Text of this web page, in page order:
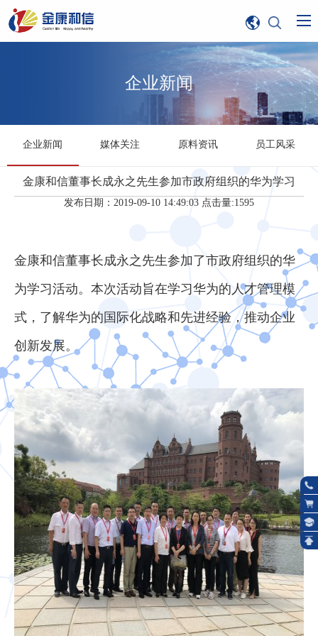
企业新闻
企业新闻 媒体关注 原料资讯 员工风采
金康和信董事长成永之先生参加市政府组织的华为学习
发布日期：2019-09-10 14:49:03 点击量:1595
金康和信董事长成永之先生参加了市政府组织的华
为学习活动。本次活动旨在学习华为的人才管理模
式，了解华为的国际化战略和先进经验，推动企业
创新发展。